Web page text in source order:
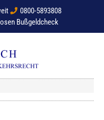
0800-5893808
Bußgeldcheck